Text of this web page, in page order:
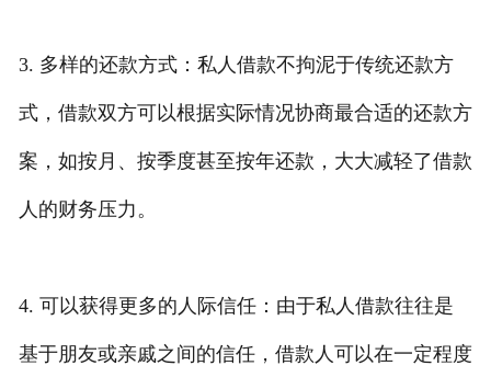
3. 多样的还款方式：私人借款不拘泥于传统还款方
式，借款双方可以根据实际情况协商最合适的还款方
案，如按月、按季度甚至按年还款，大大减轻了借款
人的财务压力。
4. 可以获得更多的人际信任：由于私人借款往往是
基于朋友或亲戚之间的信任，借款人可以在一定程度